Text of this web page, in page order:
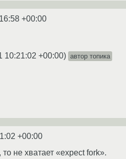
+00:00
10:21:02 +00:00) автор топика
+00:00
не хватает «expect fork».